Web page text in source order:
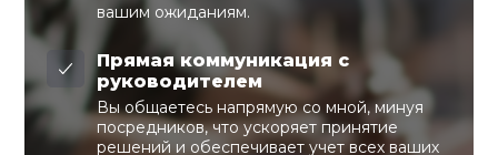
вашим ожиданиям.
Прямая коммуникация с
руководителем
Вы общаетесь напрямую со мной, минуя
посредников, что ускоряет принятие
решений и обеспечивает учет всех ваших